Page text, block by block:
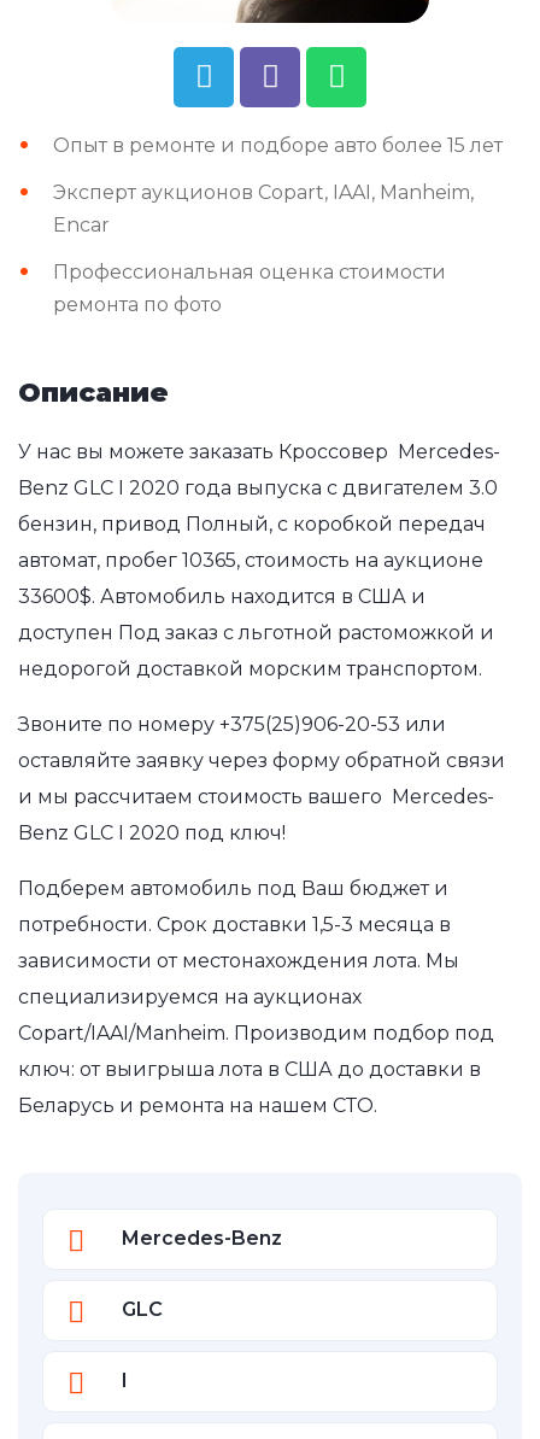
Опыт в ремонте и подборе авто более 15 лет
Эксперт аукционов Copart, IAAI, Manheim,
Encar
Профессиональная оценка стоимости
ремонта по фото
Описание
У нас вы можете заказать Кроссовер Mercedes-
Benz GLC I 2020 года выпуска с двигателем 3.0
бензин, привод Полный, с коробкой передач
автомат, пробег 10365, стоимость на аукционе
33600$. Автомобиль находится в США и
доступен Под заказ с льготной растоможкой и
недорогой доставкой морским транспортом.
Звоните по номеру +375(25)906-20-53 или
оставляйте заявку через форму обратной связи
и мы рассчитаем стоимость вашего Mercedes-
Benz GLC I 2020 под ключ!
Подберем автомобиль под Ваш бюджет и
потребности. Срок доставки 1,5-3 месяца в
зависимости от местонахождения лота. Мы
специализируемся на аукционах
Copart/IAAI/Manheim. Производим подбор под
ключ: от выигрыша лота в США до доставки в
Беларусь и ремонта на нашем СТО.
Mercedes-Benz
GLC
I